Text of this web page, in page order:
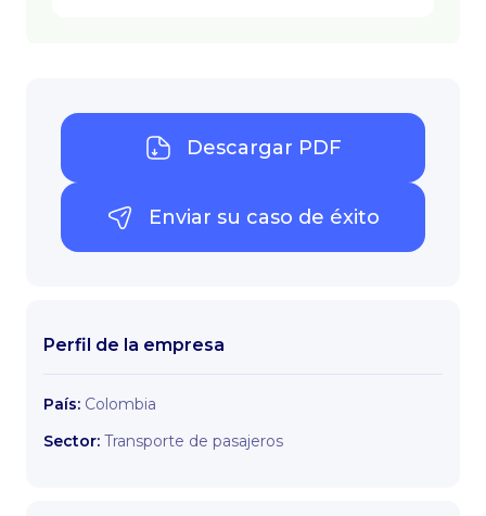
Descargar PDF
Enviar su caso de éxito
Perfil de la empresa
País: Colombia
Sector: Transporte de pasajeros